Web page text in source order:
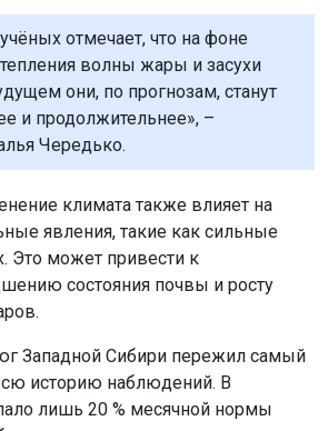
отмечает, что на фоне
волны жары и засухи
они, по прогнозам, станут
и продолжительнее», –
Чередько.
климата также влияет на
явления, такие как сильные
Это может привести к
состояния почвы и росту
Западной Сибири пережил самый
историю наблюдений. В
лишь 20 % месячной нормы